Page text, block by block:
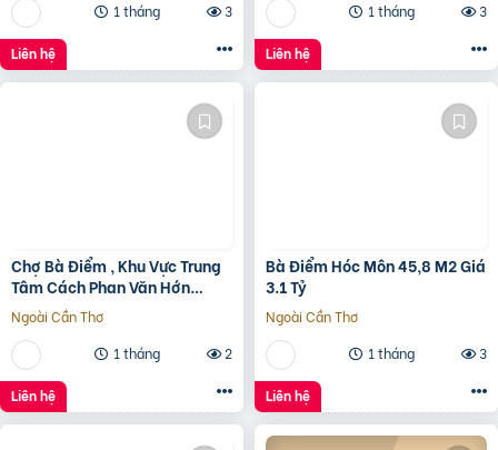
1 tháng
3
Liên hệ
1 tháng
3
Liên hệ
Chợ Bà Điểm , Khu Vực Trung
Tâm Cách Phan Văn Hớn
100m
Ngoài Cần Thơ
1 tháng
2
Liên hệ
Bà Điểm Hóc Môn 45,8 M2 Giá
3.1 Tỷ
Ngoài Cần Thơ
1 tháng
3
Liên hệ